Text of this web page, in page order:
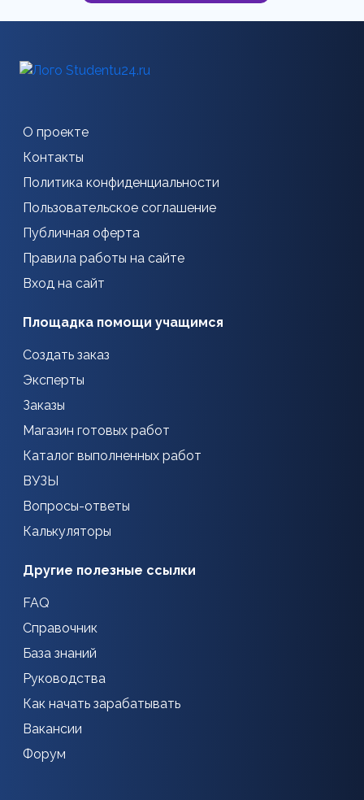
О проекте
Контакты
Политика конфиденциальности
Пользовательское соглашение
Публичная оферта
Правила работы на сайте
Вход на сайт
Площадка помощи учащимся
Создать заказ
Эксперты
Заказы
Магазин готовых работ
Каталог выполненных работ
ВУЗЫ
Вопросы-ответы
Калькуляторы
Другие полезные ссылки
FAQ
Справочник
База знаний
Руководства
Как начать зарабатывать
Вакансии
Форум